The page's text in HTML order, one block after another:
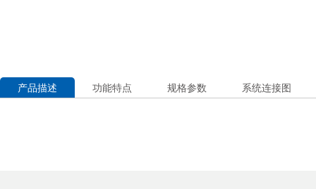
产品描述 功能特点 规格参数 系统连接图